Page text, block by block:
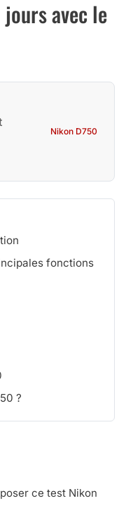
jours avec le
Nikon D750
fonctions
?
ce test Nikon